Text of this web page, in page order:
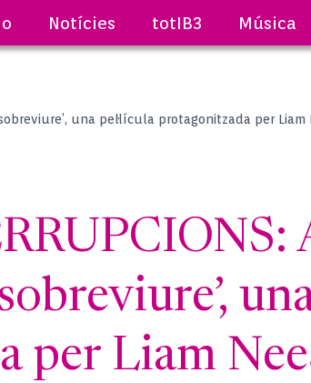
Notícies totIB3 Música
una pel·lícula protagonitzada per Liam
per Liam